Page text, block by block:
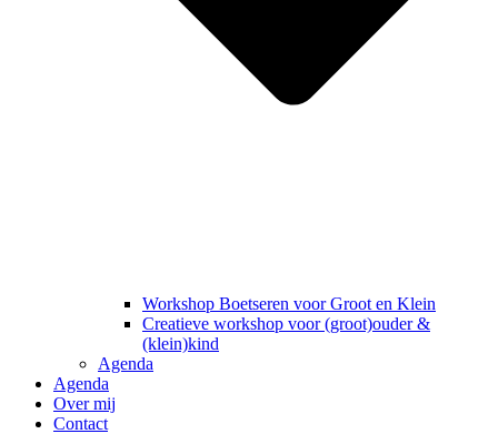
Workshop Boetseren voor Groot en Klein
Creatieve workshop voor (groot)ouder &
(klein)kind
Agenda
Agenda
Over mij
Contact